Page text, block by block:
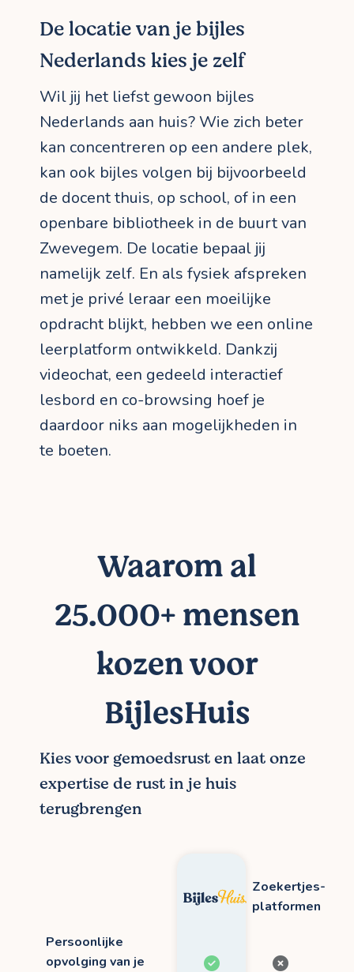
De locatie van je bijles
Nederlands kies je zelf
Wil jij het liefst gewoon bijles
Nederlands aan huis? Wie zich beter
kan concentreren op een andere plek,
kan ook bijles volgen bij bijvoorbeeld
de docent thuis, op school, of in een
openbare bibliotheek in de buurt van
Zwevegem. De locatie bepaal jij
namelijk zelf. En als fysiek afspreken
met je privé leraar een moeilijke
opdracht blijkt, hebben we een online
leerplatform ontwikkeld. Dankzij
videochat, een gedeeld interactief
lesbord en co-browsing hoef je
daardoor niks aan mogelijkheden in
te boeten.
Waarom al
25.000+ mensen
kozen voor
BijlesHuis
Kies voor gemoedsrust en laat onze
expertise de rust in je huis
terugbrengen
Zoekertjes-
platformen
Persoonlijke
opvolging van je